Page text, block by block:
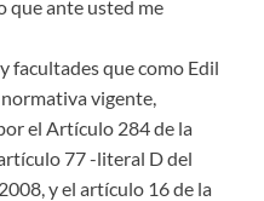
que ante usted me
facultades que como Edil
vigente,
el Artículo 284 de la
77 -literal D del
y el artículo 16 de la